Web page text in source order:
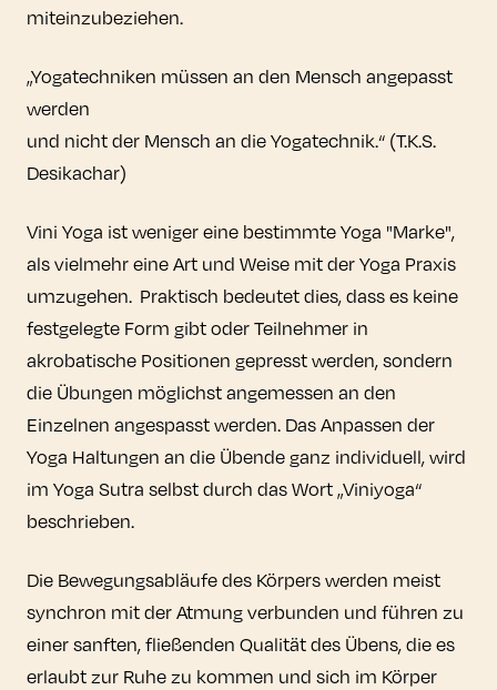
miteinzubeziehen.
„Yogatechniken müssen an den Mensch angepasst
werden
und nicht der Mensch an die Yogatechnik.“ (T.K.S.
Desikachar)
Vini Yoga ist weniger eine bestimmte Yoga "Marke",
als vielmehr eine Art und Weise mit der Yoga Praxis
umzugehen. Praktisch bedeutet dies, dass es keine
festgelegte Form gibt oder Teilnehmer in
akrobatische Positionen gepresst werden, sondern
die Übungen möglichst angemessen an den
Einzelnen angespasst werden. Das Anpassen der
Yoga Haltungen an die Übende ganz individuell, wird
im Yoga Sutra selbst durch das Wort „Viniyoga“
beschrieben.
Die Bewegungsabläufe des Körpers werden meist
synchron mit der Atmung verbunden und führen zu
einer sanften, fließenden Qualität des Übens, die es
erlaubt zur Ruhe zu kommen und sich im Körper